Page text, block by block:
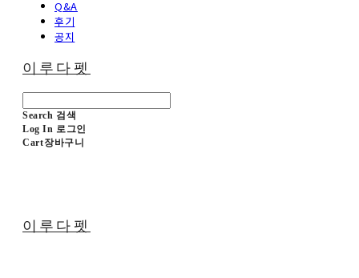
Q&A
후기
공지
이루다펫
Search 검색
Log In 로그인
Cart장바구니
이루다펫